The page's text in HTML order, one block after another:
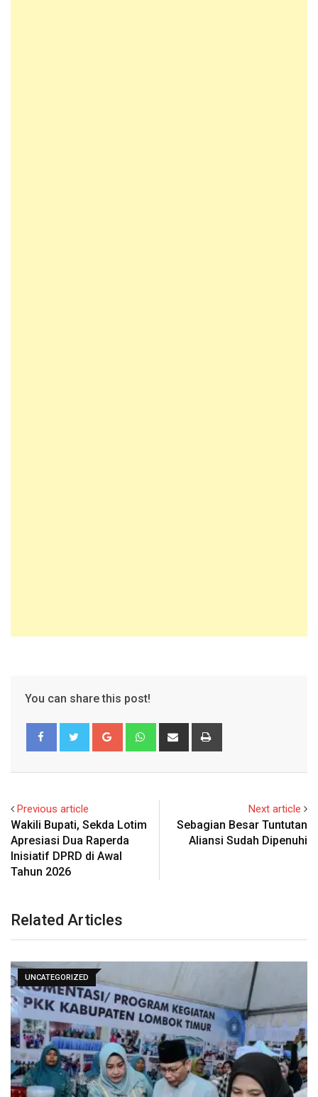
You can share this post!
Google+ WhatsappShare
Previous article
Wakili Bupati, Sekda Lotim
Apresiasi Dua Raperda
Inisiatif DPRD di Awal
Tahun 2026
Next article
Sebagian Besar Tuntutan
Aliansi Sudah Dipenuhi
Related Articles
UNCATEGORIZED